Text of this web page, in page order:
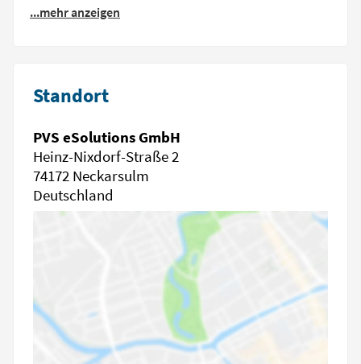
...mehr anzeigen
Standort
PVS eSolutions GmbH
Heinz-Nixdorf-Straße 2
74172 Neckarsulm
Deutschland